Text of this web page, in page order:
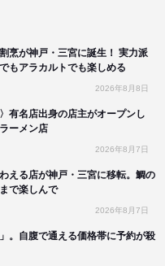
烹が神戸・三宮に誕生！ 実力派
もアラカルトでも楽しめる
2026年8月8日
有名店出身の店主がオープンし
ーメン店
2026年8月7日
える店が神戸・三宮に移転。鯛の
で楽しんで
2026年8月7日
。自腹で通える価格帯に予約が殺